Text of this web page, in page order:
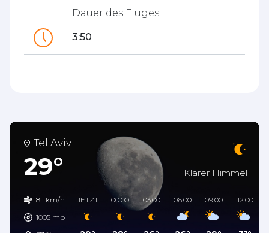
Dauer des Fluges
3:50
Tel Aviv
29° Klarer Himmel
8.1 km/h
1005 mb
JETZT 00:00 03:00 06:00 09:00 12:00